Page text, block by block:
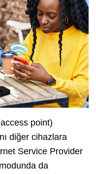
point)
diğer cihazlara
Service Provider
da